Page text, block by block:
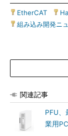
EtherCAT
組み込み開発ニ
関連記事
PFU
業用